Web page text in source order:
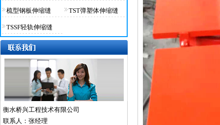
梳型钢板伸缩缝 TST弹塑体伸缩缝
TSSF轻轨伸缩缝
衡水桥兴工程技术有限公司
联系人：张经理